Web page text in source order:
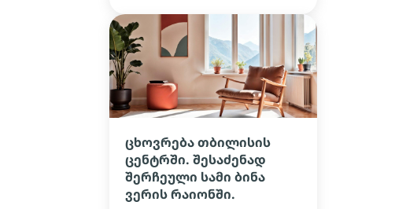
ცხოვრება თბილისის
ცენტრში. შესაძენად
შერჩეული სამი ბინა
ვერის რაიონში.